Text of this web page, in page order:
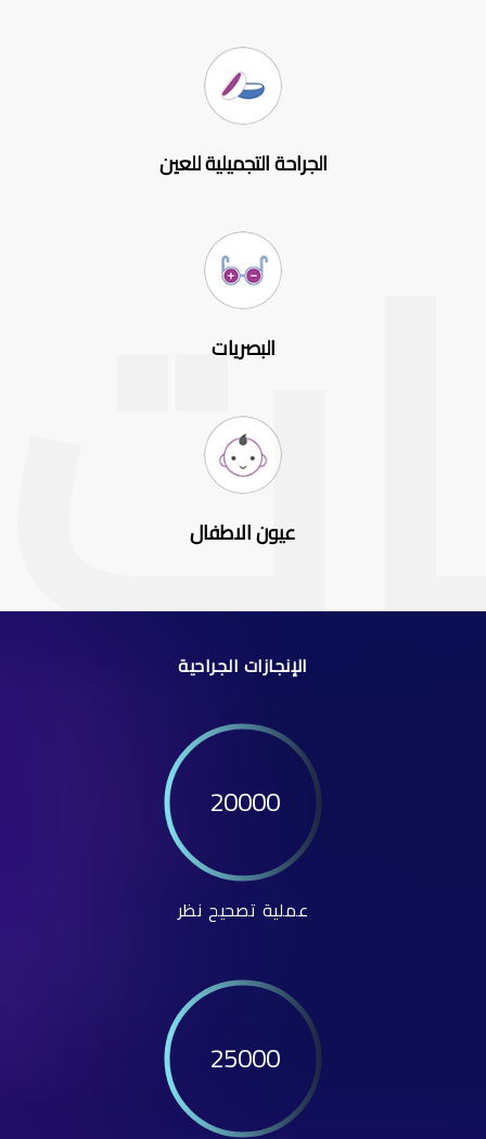
الجراحة التجميلية للعين
البصريات
عيون الاطفال
الإنجازات الجراحية
20000
عملية تصحيح نظر
25000